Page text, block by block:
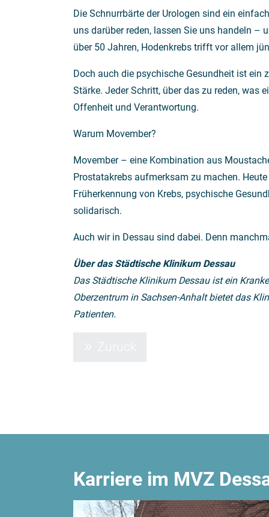
Die Schnurrbärte der Urologen sind ein
uns darüber reden, lassen Sie uns handeln –
über 50 Jahren, Hodenkrebs trifft vor allem
Doch auch die psychische Gesundheit ist ein
Stärke. Jeder Schritt, über das zu reden, was
Offenheit und Verantwortung.
Warum Movember?
Movember – eine Kombination aus
Prostatakrebs aufmerksam zu machen.
Früherkennung von Krebs, psychische
solidarisch.
Auch wir in Dessau sind dabei. Denn
Über das Städtische Klinikum Dessau
Das Städtische Klinikum Dessau ist ein
Oberzentrum in Sachsen-Anhalt bietet das
Patienten.
Karriere im MVZ